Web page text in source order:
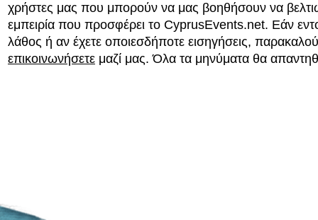
χρήστες μας που μπορούν να μας βοηθήσουν να
εμπειρία που προσφέρει το CyprusEvents.net. Εάν
λάθος ή αν έχετε οποιεσδήποτε εισηγήσεις,
επικοινωνήσετε μαζί μας. Όλα τα μηνύματα θα